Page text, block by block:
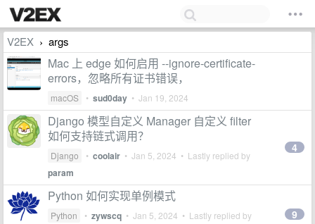
V2EX › args
Mac 上 edge 如何启用 --ignore-certificate-
errors，忽略所有证书错误，
macOS • sud0day • Jan 19, 2024
Django 模型自定义 Manager 自定义 filter
如何支持链式调用？
Django • coolair • Jan 5, 2024 • Lastly replied by
param
4
Python 如何实现单例模式
Python • zywscq • Jan 5, 2024 • Lastly replied by 9